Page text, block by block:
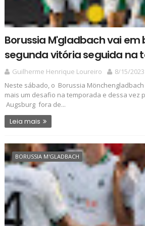
Borussia M'gladbach vai em
segunda vitória seguida na
Guilherme Henrique Loureiro
8/15/
Neste sábado, o Borussia
mais um desafio na temporada e dessa vez
Augsburg fora de...
Leia mais
BORUSSIA M'GLADBACH